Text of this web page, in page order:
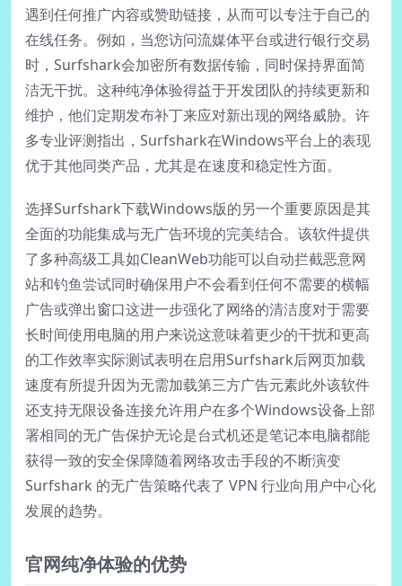
遇到任何推广内容或赞助链接，从而可以专注于自己的
在线任务。例如，当您访问流媒体平台或进行银行交易
时，Surfshark会加密所有数据传输，同时保持界面简
洁无干扰。这种纯净体验得益于开发团队的持续更新和
维护，他们定期发布补丁来应对新出现的网络威胁。许
多专业评测指出，Surfshark在Windows平台上的表现
优于其他同类产品，尤其是在速度和稳定性方面。
选择Surfshark下载Windows版的另一个重要原因是其
全面的功能集成与无广告环境的完美结合。该软件提供
了多种高级工具如CleanWeb功能可以自动拦截恶意网
站和钓鱼尝试同时确保用户不会看到任何不需要的横幅
广告或弹出窗口这进一步强化了网络的清洁度对于需要
长时间使用电脑的用户来说这意味着更少的干扰和更高
的工作效率实际测试表明在启用Surfshark后网页加载
速度有所提升因为无需加载第三方广告元素此外该软件
还支持无限设备连接允许用户在多个Windows设备上部
署相同的无广告保护无论是台式机还是笔记本电脑都能
获得一致的安全保障随着网络攻击手段的不断演变
Surfshark 的无广告策略代表了 VPN 行业向用户中心化
发展的趋势。
官网纯净体验的优势